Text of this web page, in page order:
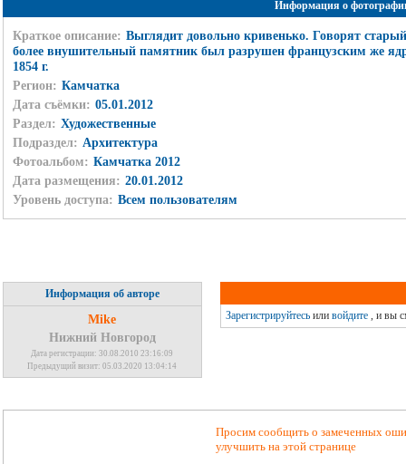
Информация о
Краткое описание: Выглядит довольно кривенько. Говорят
более внушительный памятник был разрушен французским же
1854 г.
Регион: Камчатка
Дата съёмки: 05.01.2012
Раздел: Художественные
Подраздел: Архитектура
Фотоальбом: Камчатка 2012
Дата размещения: 20.01.2012
Уровень доступа: Всем пользователям
Информация об авторе
Mike
Нижний Новгород
Дата регистрации: 30.08.2010 23:16:09
Предыдущий визит: 05.03.2020 13:04:14
Зарегистрируйтесьили войдите, и вы
Просим сообщить о замеченных
улучшить на этой странице